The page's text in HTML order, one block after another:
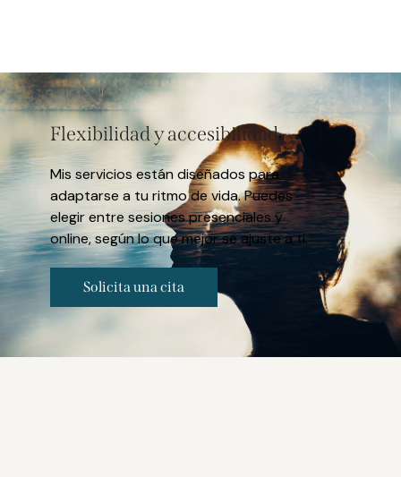
Flexibilidad y accesibilidad
Mis servicios están diseñados para
adaptarse a tu ritmo de vida. Puedes
elegir entre sesiones presenciales y
online, según lo que mejor se ajuste a ti.
Solicita una cita